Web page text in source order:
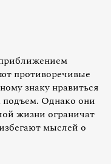
противоречивые
знаку нравиться
Однако они
жизни ограничат
мыслей о